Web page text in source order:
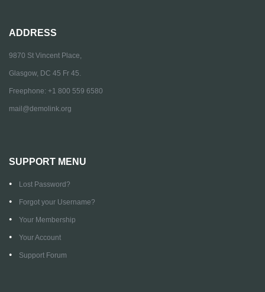
ADDRESS
9870 St Vincent Place,
Glasgow, DC 45 Fr 45.
Freephone: +1 800 559 6580
mail@demolink.org
SUPPORT MENU
Lost Password?
Forgot your Username?
Your Membership
Your Account
Support Forum